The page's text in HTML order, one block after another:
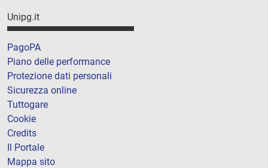
Unipg.it
PagoPA
Piano delle performance
Protezione dati personali
Sicurezza online
Tuttogare
Cookie
Credits
Il Portale
Mappa sito